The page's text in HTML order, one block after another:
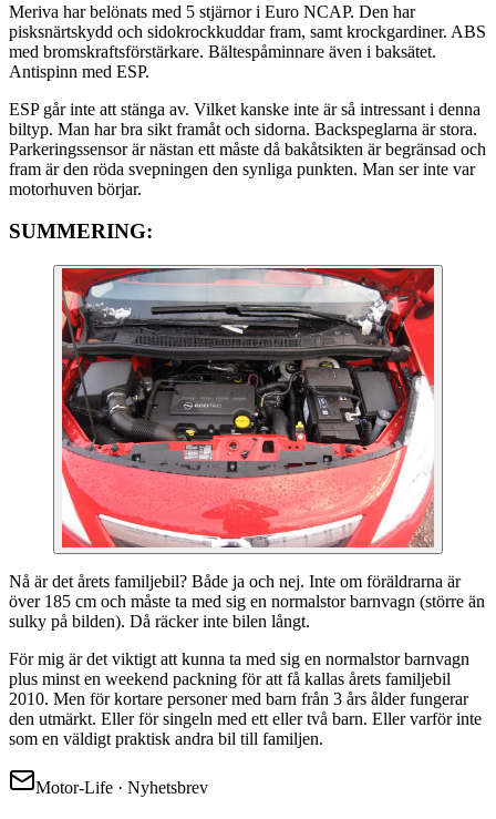
Meriva har belönats med 5 stjärnor i Euro NCAP. Den har
pisksnärtskydd och sidokrockkuddar fram, samt krockgardiner. ABS
med bromskraftsförstärkare. Bältespåminnare även i baksätet.
Antispinn med ESP.
ESP går inte att stänga av. Vilket kanske inte är så intressant i denna
biltyp. Man har bra sikt framåt och sidorna. Backspeglarna är stora.
Parkeringssensor är nästan ett måste då bakåtsikten är begränsad och
fram är den röda svepningen den synliga punkten. Man ser inte var
motorhuven börjar.
SUMMERING:
Nå är det årets familjebil? Både ja och nej. Inte om föräldrarna är
över 185 cm och måste ta med sig en normalstor barnvagn (större än
sulky på bilden). Då räcker inte bilen långt.
För mig är det viktigt att kunna ta med sig en normalstor barnvagn
plus minst en weekend packning för att få kallas årets familjebil
2010. Men för kortare personer med barn från 3 års ålder fungerar
den utmärkt. Eller för singeln med ett eller två barn. Eller varför inte
som en väldigt praktisk andra bil till familjen.
Motor-Life · Nyhetsbrev